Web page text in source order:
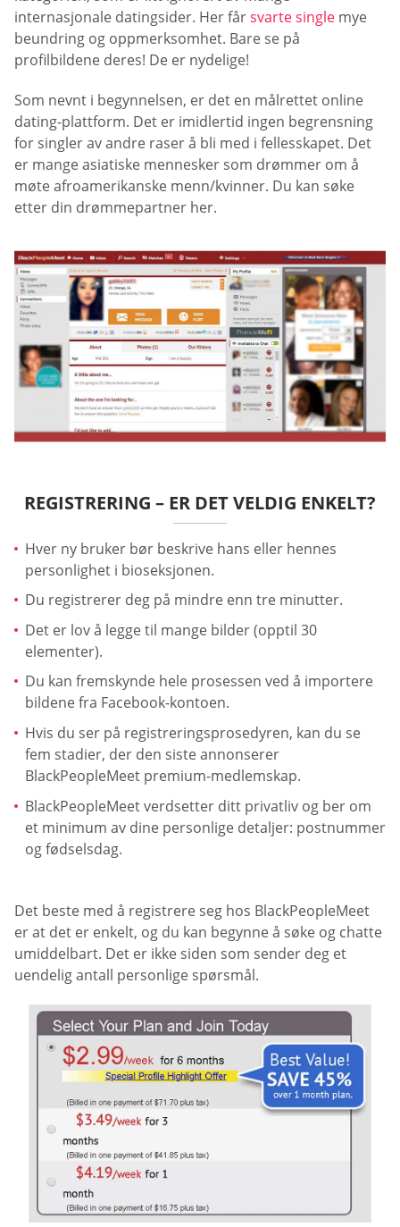
internasjonale datingsider. Her fårsvarte single mye
beundring og oppmerksomhet. Bare se på
profilbildene deres! De er nydelige!
Som nevnt i begynnelsen, er det en målrettet online
dating-plattform. Det er imidlertid ingen begrensning
for singler av andre raser å bli med i fellesskapet. Det
er mange asiatiske mennesker som drømmer om å
møte afroamerikanske menn/kvinner. Du kan søke
etter din drømmepartner her.
REGISTRERING – ER DET VELDIG ENKELT?
Hver ny bruker bør beskrive hans eller hennes
personlighet i bioseksjonen.
Du registrerer deg på mindre enn tre minutter.
Det er lov å legge til mange bilder (opptil 30
elementer).
Du kan fremskynde hele prosessen ved å importere
bildene fra Facebook-kontoen.
Hvis du ser på registreringsprosedyren, kan du se
fem stadier, der den siste annonserer
BlackPeopleMeet premium-medlemskap.
BlackPeopleMeet verdsetter ditt privatliv og ber om
et minimum av dine personlige detaljer: postnummer
og fødselsdag.
Det beste med å registrere seg hos BlackPeopleMeet
er at det er enkelt, og du kan begynne å søke og chatte
umiddelbart. Det er ikke siden som sender deg et
uendelig antall personlige spørsmål.